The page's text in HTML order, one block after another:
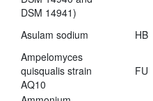
DSM 14941)
Asulam sodium HB
Ampelomyces
quisqualis strain
AQ10
FU